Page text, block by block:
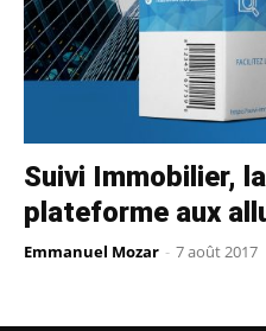
Suivi Immobilier,
plateforme aux
Emmanuel Mozar - 7 août 2017